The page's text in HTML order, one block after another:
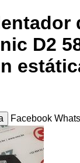
D2
Facebook